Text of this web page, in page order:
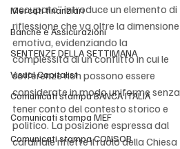
Mercati finanziari
Banche e Assicurazioni
SENTENZE DELLA SETTIMANA
Visual Capitalist
Comunicati stampa BANCA ITALIA
Comunicati stampa MEF
Comunicati stampa CONSOB
occupato” introduce un elemento di
riflessione che va oltre la dimensione
emotiva, evidenziando la
complessità di un conflitto in cui le
sofferenze non possono essere
considerate in modo uniforme senza
tener conto del contesto storico e
politico. La posizione espressa dal
cardinale riflette il ruolo della Chiesa